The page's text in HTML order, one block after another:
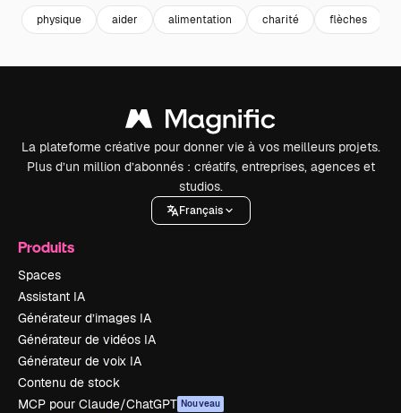
physique aider alimentation charité flèches
La plateforme créative pour donner vie à vos meilleurs projets.
Plus d’un million d’abonnés : créatifs, entreprises, agences et
studios.
Français
Produits
Spaces
Assistant IA
Générateur d’images IA
Générateur de vidéos IA
Générateur de voix IA
Contenu de stock
MCP pour Claude/ChatGPT Nouveau